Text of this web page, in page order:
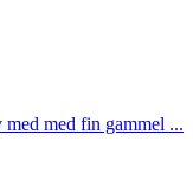
med med fin gammel ...